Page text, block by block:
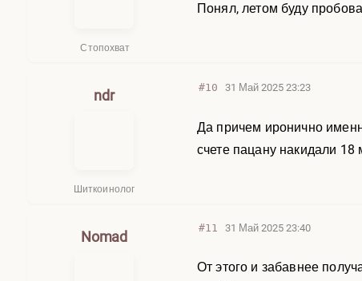
Стопохват
Понял, летом буду
ndr
Шиткоинолог
#10 31 Май 2025 23:23
Да причем иронично
счете пацану накидали 18
Nomad
#11 31 Май 2025 23:40
От этого и забавнее